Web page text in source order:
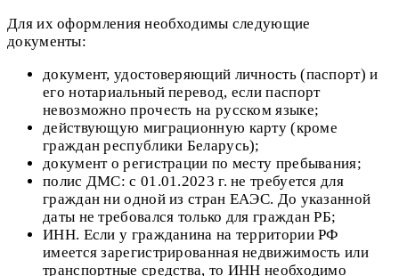
Для их оформления необходимы следующие
документы:
документ, удостоверяющий личность (паспорт) и
его нотариальный перевод, если паспорт
невозможно прочесть на русском языке;
действующую миграционную карту (кроме
граждан республики Беларусь);
документ о регистрации по месту пребывания;
полис ДМС: с 01.01.2023 г. не требуется для
граждан ни одной из стран ЕАЭС. До указанной
даты не требовался только для граждан РБ;
ИНН. Если у гражданина на территории РФ
имеется зарегистрированная недвижимость или
транспортные средства, то ИНН необходимо